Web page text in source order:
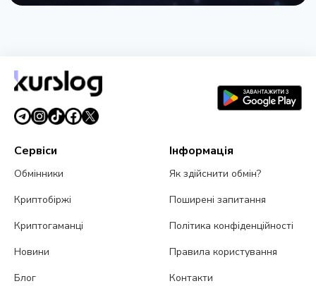
26 березня 2026 р.
Сервіси
Обмінники
Криптобіржі
Криптогаманці
Новини
Блог
Інформація
Як здійснити обмін?
Поширені запитання
Політика конфіденційності
Правила користування
Контакти